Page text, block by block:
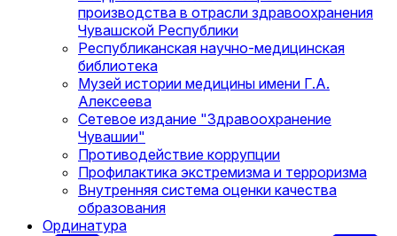
производства в отрасли здравоохранения
Чувашской Республики
Республиканская научно-медицинская
библиотека
Музей истории медицины имени Г.А.
Алексеева
Сетевое издание "Здравоохранение
Чувашии"
Противодействие коррупции
Профилактика экстремизма и терроризма
Внутренняя система оценки качества
образования
Ординатура